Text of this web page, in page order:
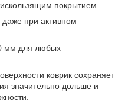
покрытием
даже при активном
мм для любых
коврик сохраняет
значительно дольше и